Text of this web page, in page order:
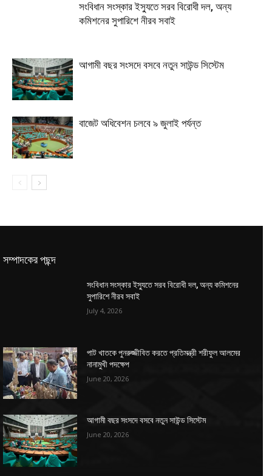
সংবিধান সংস্কার ইস্যুতে সরব বিরোধী দল, অন্য
কমিশনের সুপারিশে নীরব সবাই
আগামী বছর সংসদে বসবে নতুন সাউন্ড সিস্টেম
বাজেট অধিবেশন চলবে ৯ জুলাই পর্যন্ত
সম্পাদকের পছন্দ
সংবিধান সংস্কার ইস্যুতে সরব বিরোধী দল, অন্য কমিশনের
সুপারিশে নীরব সবাই
July 4, 2026
পাট খাতকে পুনরুজ্জীবিত করতে প্রতিমন্ত্রী শরীফুল আলমের
নানামুখী পদক্ষেপ
June 20, 2026
আগামী বছর সংসদে বসবে নতুন সাউন্ড সিস্টেম
June 20, 2026